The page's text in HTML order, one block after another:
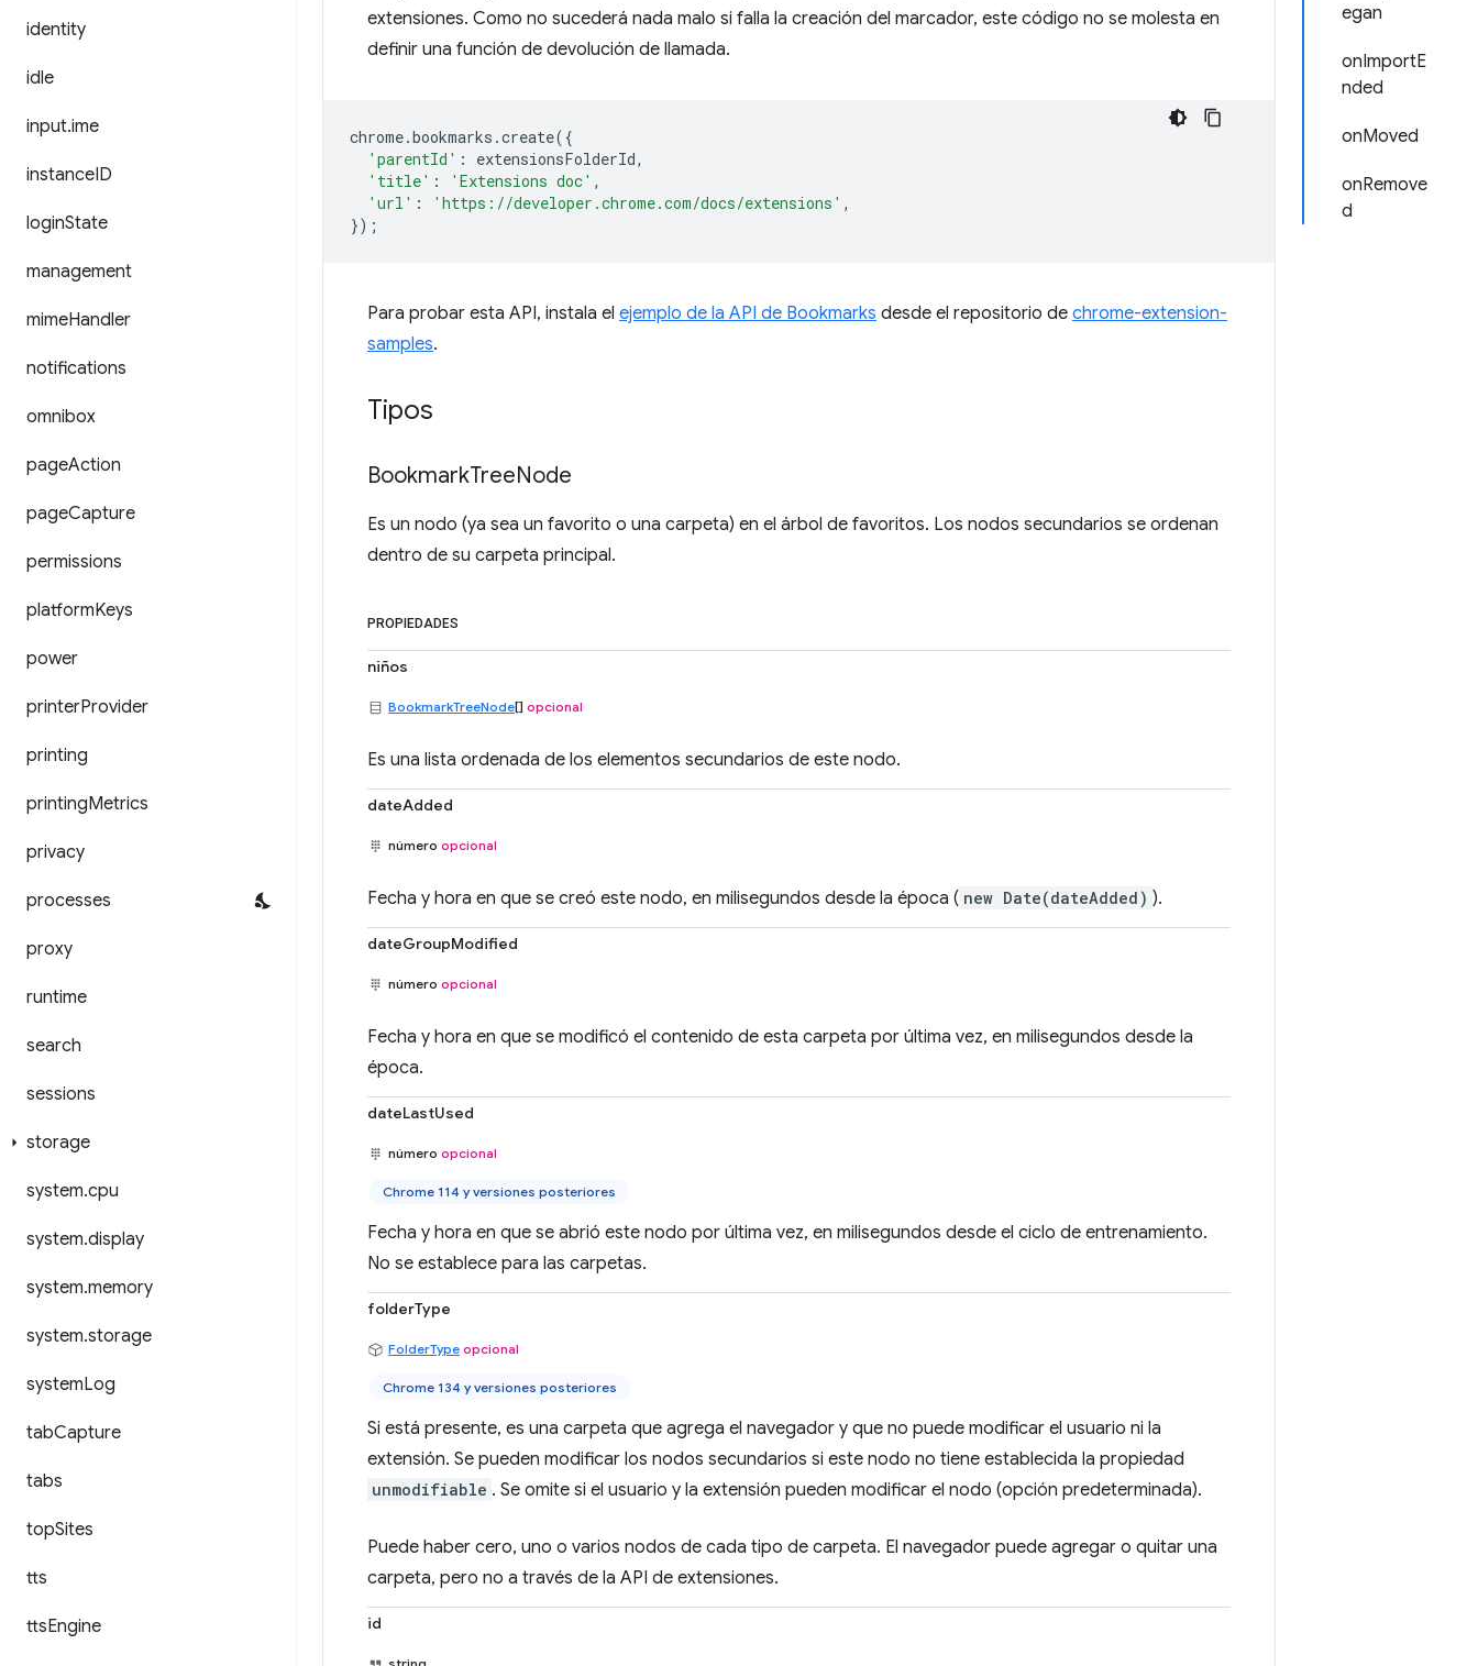
identity
idle
input.ime
instanceID
loginState
management
mimeHandler
notifications
omnibox
pageAction
pageCapture
permissions
platformKeys
power
printerProvider
printing
printingMetrics
privacy
processes
proxy
runtime
search
sessions
storage
system.cpu
system.display
system.memory
system.storage
systemLog
tabCapture
tabs
topSites
tts
ttsEngine
egan
onImportE
nded
onMoved
onRemove
d
extensiones. Como no sucederá nada malo si falla la creación del marcador, este código no se molesta en
definir una función de devolución de llamada.
chrome.bookmarks .create({
'parentId' : extensionsFolderId,
'title' : 'Extensions doc' ,
'url' : 'https://developer.chrome.com/docs/extensions' ,
});
Para probar esta API, instala el ejemplo de la API de Bookmarks desde el repositorio de chrome-extension-
samples.
Tipos
BookmarkTreeNode
Es un nodo (ya sea un favorito o una carpeta) en el árbol de favoritos. Los nodos secundarios se ordenan
dentro de su carpeta principal.
PROPIEDADES
niños
BookmarkTreeNode[] opcional
Es una lista ordenada de los elementos secundarios de este nodo.
dateAdded
número opcional
Fecha y hora en que se creó este nodo, en milisegundos desde la época ( new Date(dateAdded) ).
dateGroupModified
número opcional
Fecha y hora en que se modificó el contenido de esta carpeta por última vez, en milisegundos desde la
época.
dateLastUsed
número opcional
Chrome 114 y versiones posteriores
Fecha y hora en que se abrió este nodo por última vez, en milisegundos desde el ciclo de entrenamiento.
No se establece para las carpetas.
folderType
FolderType opcional
Chrome 134 y versiones posteriores
Si está presente, es una carpeta que agrega el navegador y que no puede modificar el usuario ni la
extensión. Se pueden modificar los nodos secundarios si este nodo no tiene establecida la propiedad
unmodifiable . Se omite si el usuario y la extensión pueden modificar el nodo (opción predeterminada).
Puede haber cero, uno o varios nodos de cada tipo de carpeta. El navegador puede agregar o quitar una
carpeta, pero no a través de la API de extensiones.
id